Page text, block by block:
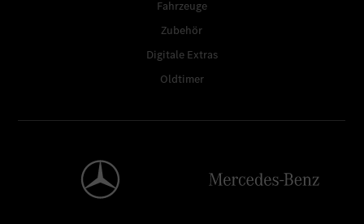
Fahrzeuge
Zubehör
Digitale Extras
Oldtimer